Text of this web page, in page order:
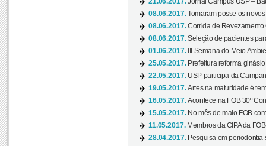
08.06.2017.Tomaram posse os
08.06.2017.Corrida de Revezamento
08.06.2017.Seleção de pacientes
01.06.2017.
III Semana do Meio
25.05.2017. Prefeitura reforma
22.05.2017. USP participa da
19.05.2017.Artes na maturidade é
16.05.2017.Acontece na FOB 30º
15.05.2017. No mês de maio FOB
11.05.2017. Membros da CIPA da
28.04.2017. Pesquisa em periodontia